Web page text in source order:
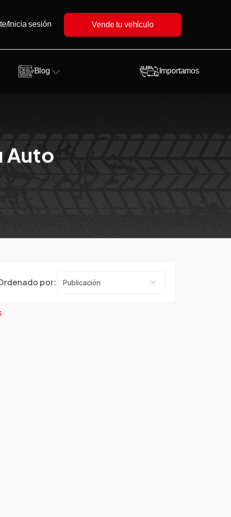
Inicia sesión Vende tu vehículo
Blog Importamos
Auto
por: